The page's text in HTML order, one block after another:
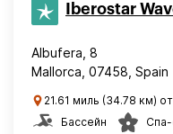
Iberostar
Albufera, 8
Mallorca, 07458, Spain
21.61 миль (34.78 км)
Бассейн